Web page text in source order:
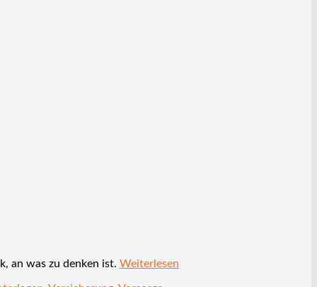
an was zu denken ist. Weiterlesen